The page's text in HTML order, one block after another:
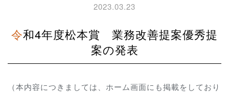
2023.03.23
令和4年度松本賞 業務改善提案優秀提
案の発表
（本内容につきましては、ホーム画面にも掲載をしており